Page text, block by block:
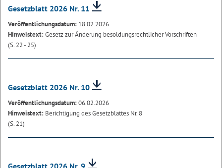
Gesetzblatt 2026 Nr. 11
Veröffentlichungsdatum: 18.02.2026
Hinweistext:Gesetz zur Änderung besoldungsrechtlicher Vorschriften
(S. 22 - 25)
Gesetzblatt 2026 Nr. 10
Veröffentlichungsdatum:06.02.2026
Hinweistext: Berichtigung des Gesetzblattes Nr. 8
(S. 21)
Gesetzblatt 2026 Nr. 9